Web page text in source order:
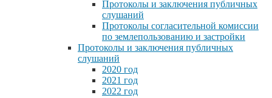
Протоколы и заключения публичных
слушаний
Протоколы согласительной комиссии
по землепользованию и застройки
Протоколы и заключения публичных
слушаний
2020 год
2021 год
2022 год